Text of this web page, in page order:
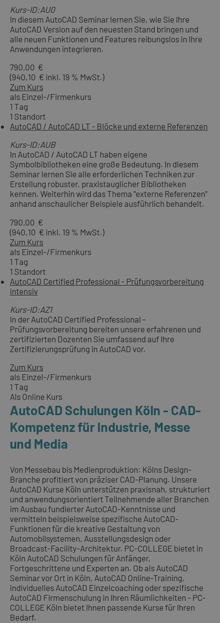
Kurs-ID:AU0
In diesem AutoCAD Seminar lernen Sie, wie Sie Ihre
AutoCAD Version auf den neuesten Stand bringen und
alle neuen Funktionen und Features reibungslos in Ihre
Anwendungen integrieren.
790,00 €
(940,10 € inkl. 19 % MwSt.)
Zum Kurs
als Einzel-/Firmenkurs
1 Tag
1 Standort
AutoCAD / AutoCAD LT - Blöcke und externe Referenzen
Kurs-ID:AUB
In AutoCAD / AutoCAD LT haben eigene
Symbolbibliotheken eine große Bedeutung. In diesem
Seminar lernen Sie alle erforderlichen Techniken zur
Erstellung robuster, praxistauglicher Bibliotheken
kennen. Weiterhin wird das Thema "externe Referenzen"
anhand anschaulicher Beispiele ausführlich behandelt.
790,00 €
(940,10 € inkl. 19 % MwSt.)
Zum Kurs
als Einzel-/Firmenkurs
1 Tag
1 Standort
AutoCAD Certified Professional - Prüfungsvorbereitung
intensiv
Kurs-ID:AZ1
In der AutoCAD Certified Professional -
Prüfungsvorbereitung bereiten unsere erfahrenen und
zertifizierten Dozenten Sie umfassend auf Ihre
Zertifizierungsprüfung in AutoCAD vor.
Zum Kurs
als Einzel-/Firmenkurs
1 Tag
Als Online Kurs
AutoCAD Schulungen Köln - CAD-
Kompetenz für Industrie, Messe
und Media
Von Messebau bis Medienproduktion: Kölns Design-
Branche profitiert von präziser CAD-Planung. Unsere
AutoCAD Kurse Köln unterstützen praxisnah, strukturiert
und anwendungsorientiert Teilnehmende aller Branchen
im Ausbau fundierter AutoCAD-Kenntnisse und
vermitteln beispielsweise spezifische AutoCAD-
Funktionen für die kreative Gestaltung von
Automobilsystemen, Ausstellungsdesign oder
Broadcast-Facility-Architektur. PC-COLLEGE bietet in
Köln AutoCAD Schulungen für Anfänger,
Fortgeschrittene und Experten an. Ob als AutoCAD
Seminar vor Ort in Köln, AutoCAD Online-Training,
individuelles AutoCAD Einzelcoaching oder spezifische
AutoCAD Firmenschulung in Ihren Räumlichkeiten - PC-
COLLEGE Köln bietet Ihnen passende Kurse für Ihren
Bedarf.